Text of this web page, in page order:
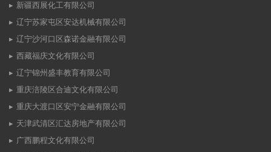
新疆西展化工有限公司
辽宁苏家屯区安达机械有限公司
辽宁沙河口区森诺金融有限公司
西藏福庆文化有限公司
辽宁锦州盛丰教育有限公司
重庆涪陵区合迪文化有限公司
重庆大渡口区安宁金融有限公司
天津武清区汇达房地产有限公司
广西鹏程文化有限公司